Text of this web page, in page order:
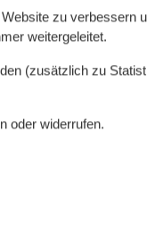
zu verbessern
weitergeleitet.
(zusätzlich zu
oder widerrufen.